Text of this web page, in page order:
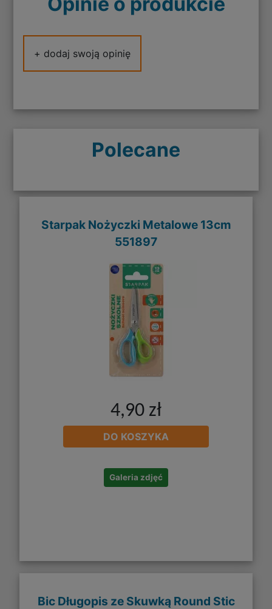
+ dodaj swoją opinię
Polecane
Starpak Nożyczki Metalowe 13cm
551897
4,90 zł
DO KOSZYKA
Galeria zdjęć
Bic Długopis ze Skuwką Round Stic